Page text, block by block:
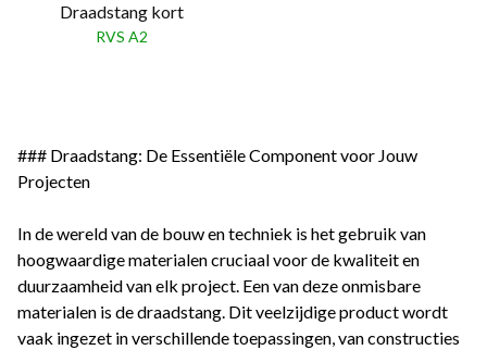
Draadstang kort
RVS A2
### Draadstang: De Essentiële Component voor Jouw
Projecten
In de wereld van de bouw en techniek is het gebruik van
hoogwaardige materialen cruciaal voor de kwaliteit en
duurzaamheid van elk project. Een van deze onmisbare
materialen is de draadstang. Dit veelzijdige product wordt
vaak ingezet in verschillende toepassingen, van constructies